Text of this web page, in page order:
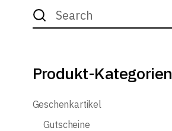
Search
for:
Produkt-Kategorien
Geschenkartikel
Gutscheine